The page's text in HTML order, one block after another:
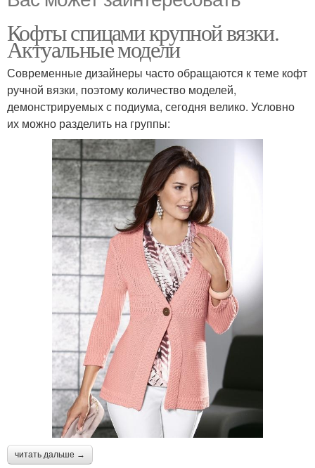
Кофты спицами крупной вязки.
Актуальные модели
Современные дизайнеры часто обращаются к теме кофт
ручной вязки, поэтому количество моделей,
демонстрируемых с подиума, сегодня велико. Условно
их можно разделить на группы:
читать дальше →